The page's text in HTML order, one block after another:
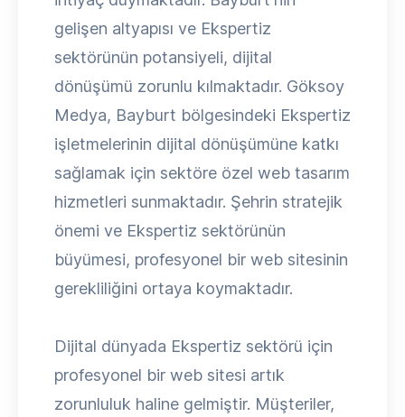
gelişen altyapısı ve Ekspertiz
sektörünün potansiyeli, dijital
dönüşümü zorunlu kılmaktadır. Göksoy
Medya, Bayburt bölgesindeki Ekspertiz
işletmelerinin dijital dönüşümüne katkı
sağlamak için sektöre özel web tasarım
hizmetleri sunmaktadır. Şehrin stratejik
önemi ve Ekspertiz sektörünün
büyümesi, profesyonel bir web sitesinin
gerekliliğini ortaya koymaktadır.
Dijital dünyada Ekspertiz sektörü için
profesyonel bir web sitesi artık
zorunluluk haline gelmiştir. Müşteriler,